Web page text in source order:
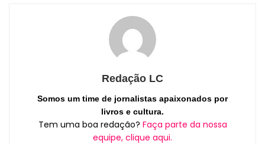
Redação LC
Somos um time de jornalistas apaixonados por
livros e cultura.
Tem uma boa redação? Faça parte da nossa
equipe, clique aqui.